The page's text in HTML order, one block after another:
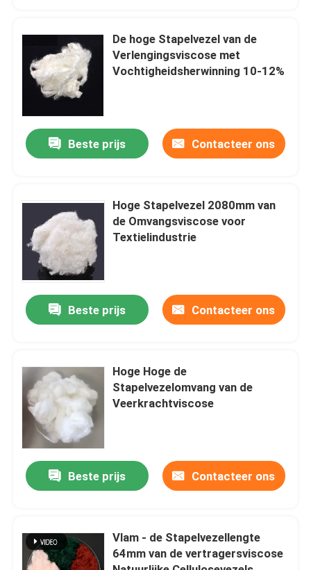
Producten
Over ons
Fabrieksreis
Contacteer ons
Vraag een offerte aan
Viscosestapelvezel
Stapelvezel van polypropyleen
De hoge Stapelvezel van de
Verlengingsviscose met
Vochtigheidsherwinning 10-12%
Beste prijs Contacteer ons
Hoge Stapelvezel 2080mm van
de Omvangsviscose voor
Textielindustrie
Beste prijs Contacteer ons
Hoge Hoge de
Stapelvezelomvang van de
Veerkrachtviscose
Beste prijs Contacteer ons
Vlam - de Stapelvezellengte
64mm van de vertragersviscose